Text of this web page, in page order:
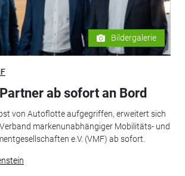
Bildergalerie
ab sofort an Bord
von Autoflotte aufgegriffen, erweitert sich
markenunabhängiger Mobilitäts- und
e.V. (VMF) ab sofort.